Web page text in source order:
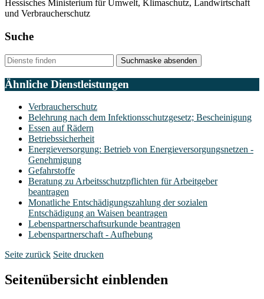
Hessisches Ministerium für Umwelt, Klimaschutz, Landwirtschaft
und Verbraucherschutz
Suche
Suchmaske absenden
Ähnliche Dienstleistungen
Verbraucherschutz
Belehrung nach dem Infektionsschutzgesetz; Bescheinigung
Essen auf Rädern
Betriebssicherheit
Energieversorgung: Betrieb von Energieversorgungsnetzen -
Genehmigung
Gefahrstoffe
Beratung zu Arbeitsschutzpflichten für Arbeitgeber
beantragen
Monatliche Entschädigungszahlung der sozialen
Entschädigung an Waisen beantragen
Lebenspartnerschaftsurkunde beantragen
Lebenspartnerschaft - Aufhebung
Seite zurück Seite drucken
Seitenübersicht einblenden